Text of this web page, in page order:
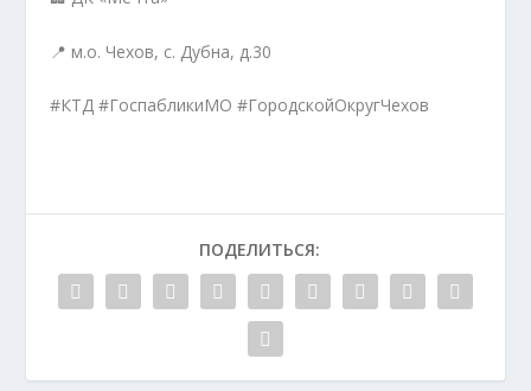
📍 м.о. Чехов, с. Дубна, д.30
#КТД #ГоспабликиМО #ГородскойОкругЧехов
ПОДЕЛИТЬСЯ: